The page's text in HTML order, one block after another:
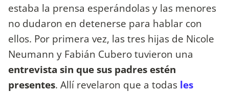
estaba la prensa esperándolas y las menores
no dudaron en detenerse para hablar con
ellos. Por primera vez, las tres hijas de Nicole
Neumann y Fabián Cubero tuvieron una
entrevista sin que sus padres estén
presentes. Allí revelaron que a todas les